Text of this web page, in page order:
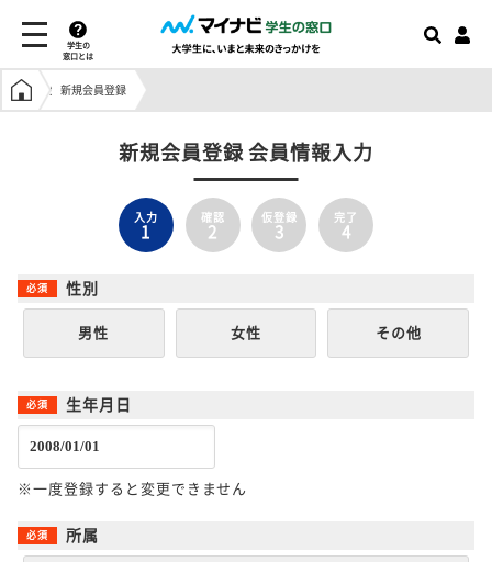
学生の
窓口とは
学生の窓口トップ
新規会員登録
新規会員登録 会員情報入力
入力
1
確認
2
仮登録
3
完了
4
性別
男性 女性 その他
生年月日
※一度登録すると変更できません
所属